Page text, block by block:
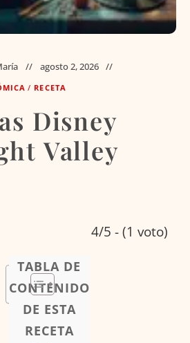
agosto 2, 2026
/ RECETA
Disney
Valley
4/5 - (1 voto)
TABLA DE
CONTENIDO
DE ESTA
RECETA